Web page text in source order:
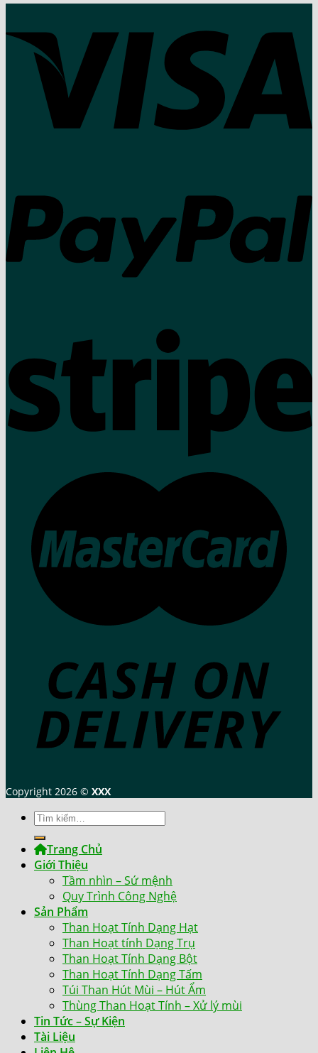
Copyright 2026 © XXX
Tìm
kiếm:
Trang Chủ
Giới Thiệu
Tầm nhìn – Sứ mệnh
Quy Trình Công Nghệ
Sản Phẩm
Than Hoạt Tính Dạng Hạt
Than Hoạt tính Dạng Trụ
Than Hoạt Tính Dạng Bột
Than Hoạt Tính Dạng Tấm
Túi Than Hút Mùi – Hút Ẩm
Thùng Than Hoạt Tính – Xử lý mùi
Tin Tức – Sự Kiện
Tài Liệu